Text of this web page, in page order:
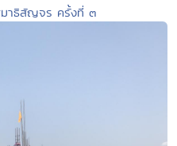
มาธิสัญจร ครั้งที่ ๓